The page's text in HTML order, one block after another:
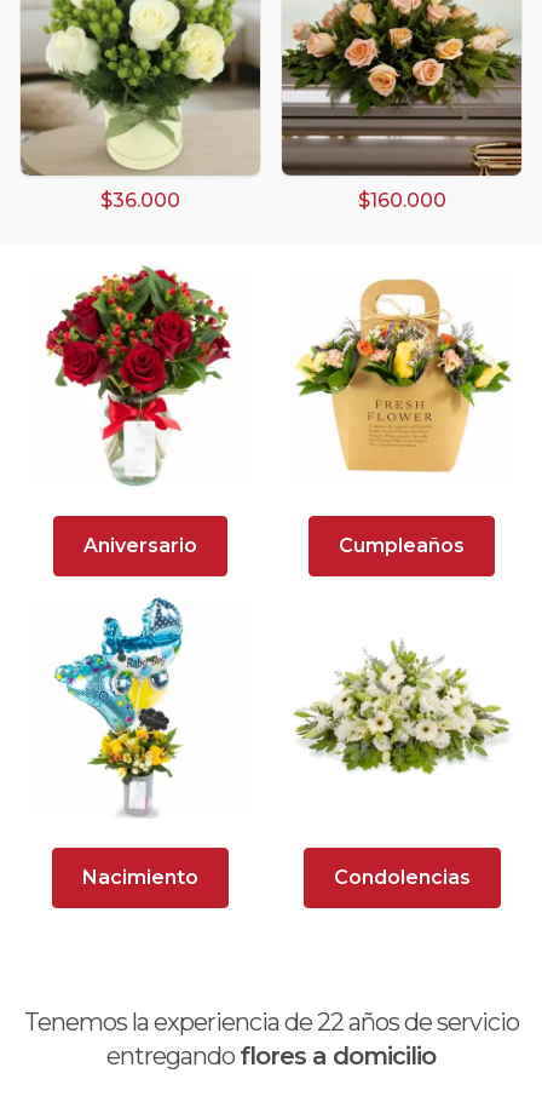
$36.000 $160.000
Aniversario Cumpleaños
Nacimiento Condolencias
Tenemos la experiencia de 22años de servicio
entregando flores a domicilio
Arreglos de Globos
Arreglos Florales
Arreglos florales amarillos
Arreglos florales de color rojo
Arreglos Florales en Florero
Arreglos florales en tono blanco
Arreglos florales en tono lila
Arreglos florales en tono naranja
Arreglos Florales para Aniversario
Arreglos florales para dar agradecimiento
Arreglos Florales para Defunciones
Arreglos Florales para Eventos
Arreglos florales románticos
Ave del Paraíso (Strelitzia)
Chocolates y galletas